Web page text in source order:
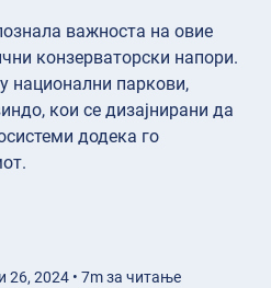
важноста на овие
конзерваторски напори.
национални паркови,
кои се дизајнирани да
додека го
26, 2024 • 7m за читање